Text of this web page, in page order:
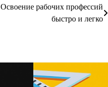
Освоение рабочих профессий
быстро и легко